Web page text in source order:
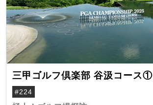
三甲ゴルフ倶楽部 谷汲コース①
#224